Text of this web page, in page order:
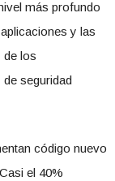
más profundo
y las
de los
seguridad
código nuevo
el 40%